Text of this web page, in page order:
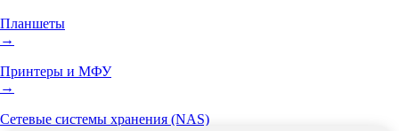
Планшеты
→
Принтеры и МФУ
→
Сетевые системы хранения (NAS)